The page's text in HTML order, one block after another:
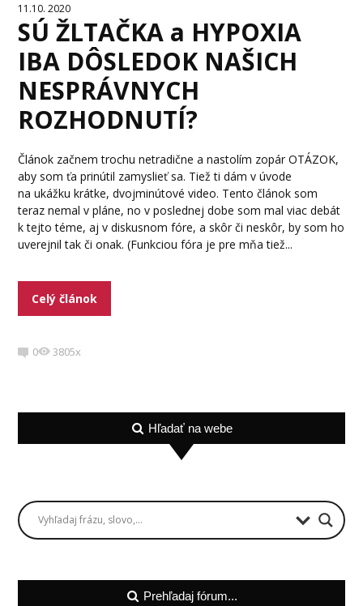
11.10. 2020
SÚ ŽLTAČKA a HYPOXIA
IBA DÔSLEDOK NAŠICH
NESPRÁVNYCH
ROZHODNUTÍ?
Článok začnem trochu netradične a nastolím zopár OTÁZOK,
aby som ťa prinútil zamyslieť sa. Tiež ti dám v úvode
na ukážku krátke, dvojminútové video. Tento článok som
teraz nemal v pláne, no v poslednej dobe som mal viac debát
k tejto téme, aj v diskusnom fóre, a skôr či neskôr, by som ho
uverejnil tak či onak. (Funkciou fóra je pre mňa tiež...
Celý článok
0 3805x
Hľadať na webe
Prehľadaj fórum...